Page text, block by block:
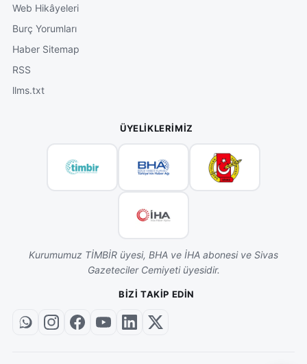
Web Hikâyeleri
Burç Yorumları
Haber Sitemap
RSS
llms.txt
ÜYELIKLERIMIZ
Kurumumuz TİMBİR üyesi, BHA ve İHA abonesi ve Sivas
Gazeteciler Cemiyeti üyesidir.
BIZI TAKIP EDIN